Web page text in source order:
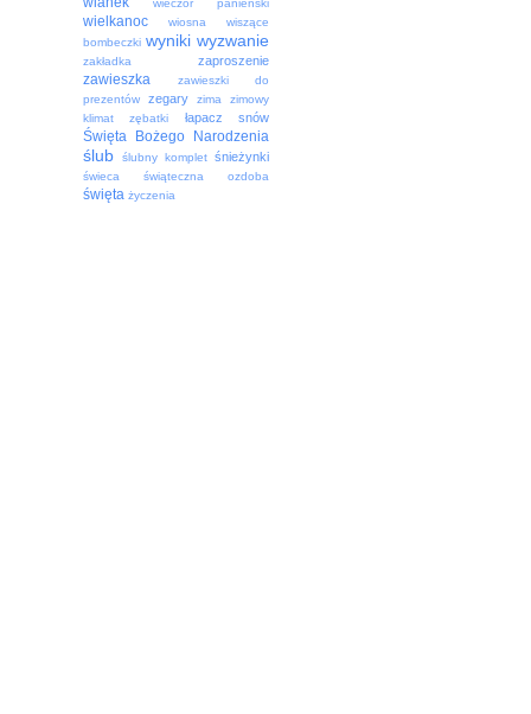
wieczór panieński
wielkanoc wiosna
wiszące
bombeczki wyniki wyzwanie
zakładka zaproszenie
zawieszka
zawieszki do
prezentów
zegary zima
zimowy
klimat
zębatki łapacz snów
Święta Bożego Narodzenia
ślub ślubny komplet śnieżynki
świeca świąteczna ozdoba
święta życzenia